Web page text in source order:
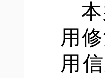
用
用